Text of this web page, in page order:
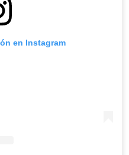
en Instagram